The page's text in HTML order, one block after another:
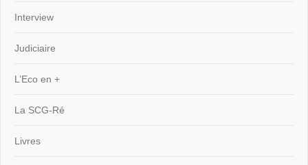
Interview
Judiciaire
L’Eco en +
La SCG-Ré
Livres